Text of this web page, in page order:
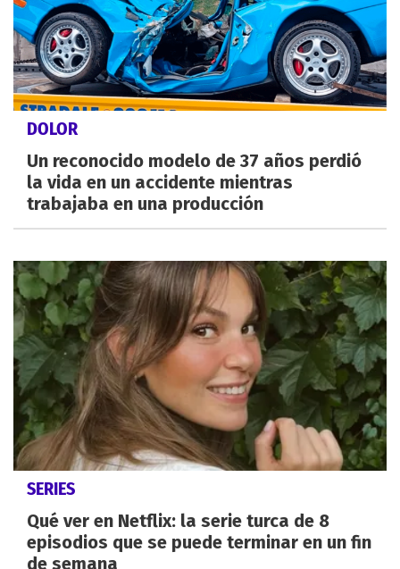
DOLOR
Un reconocido modelo de 37 años perdió
la vida en un accidente mientras
trabajaba en una producción
SERIES
Qué ver en Netflix: la serie turca de 8
episodios que se puede terminar en un fin
de semana